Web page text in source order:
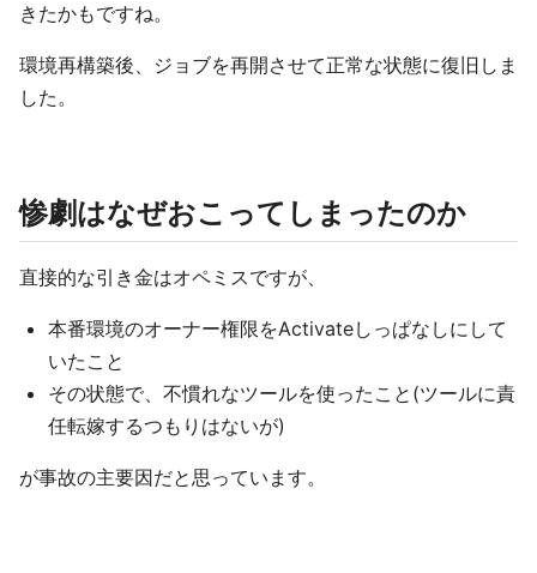
きたかもですね。
環境再構築後、ジョブを再開させて正常な状態に復旧しま
した。
惨劇はなぜおこってしまったのか
直接的な引き金はオペミスですが、
本番環境のオーナー権限をActivateしっぱなしにして
いたこと
その状態で、不慣れなツールを使ったこと(ツールに責
任転嫁するつもりはないが)
が事故の主要因だと思っています。